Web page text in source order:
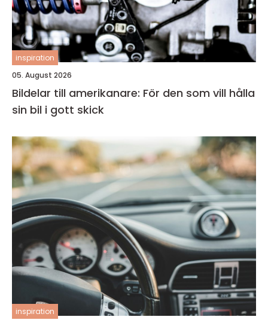
inspiration
05. August 2026
Bildelar till amerikanare: För den som vill hålla
sin bil i gott skick
inspiration